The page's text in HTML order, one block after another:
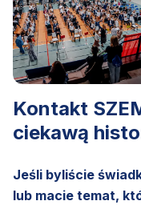
Kontakt
ciekawą
Jeśli byliście
lub macie temat,